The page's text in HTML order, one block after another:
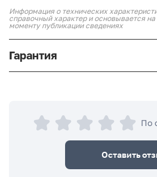
Информация о технических
справочный характер и основывается
моменту публикации сведениях
Гарантия
По
Оставить